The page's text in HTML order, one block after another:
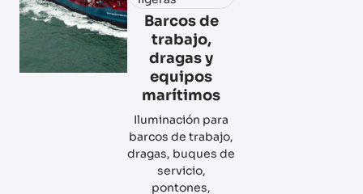
Barcos de
trabajo,
dragas y
equipos
marítimos
Iluminación para
barcos de trabajo,
dragas, buques de
servicio,
pontones,